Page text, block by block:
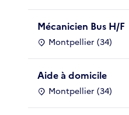
Mécanicien Bus H/F
Montpellier (34)
Aide à domicile
Montpellier (34)